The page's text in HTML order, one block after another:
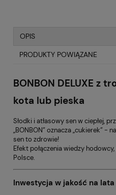
OPIS
PRODUKTY POWIĄZANE
BONBON DELUXE z
kota lub pieska
Słodki i atłasowy sen w ciepłej,
„BONBON” oznacza „cukierek” -
sen to zdrowie!
Efekt połączenia wiedzy
Polsce.
Inwestycja w jakość na lata